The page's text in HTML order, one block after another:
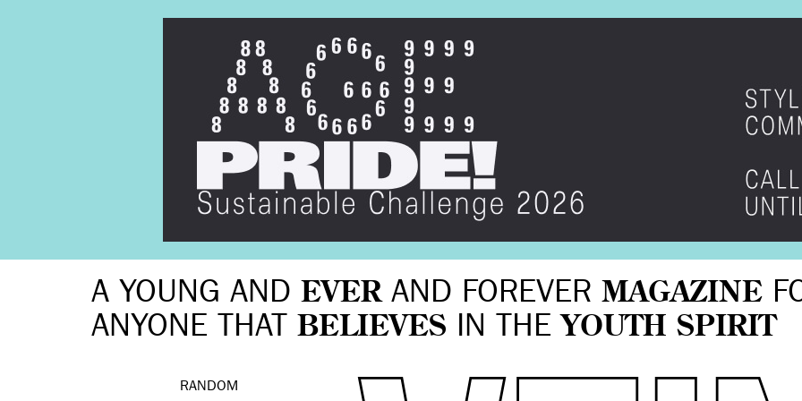
A YOUNG AND EVERAND FOREVER MAGAZINE
ANYONE THAT BELIEVES IN THE YOUTH SPIRIT
RANDOM